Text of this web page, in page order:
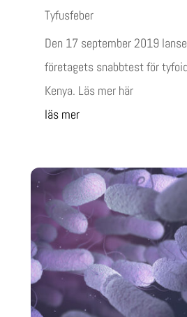
Tyfusfeber
Den 17 september 2019
företagets snabbtest för
Kenya. Läs mer här
läs mer